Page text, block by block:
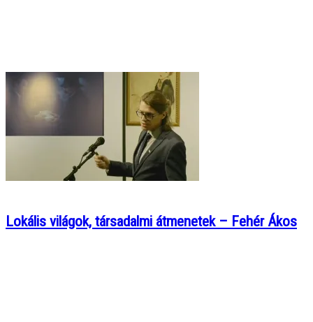
Lokális világok, társadalmi átmenetek – Fehér Ákos